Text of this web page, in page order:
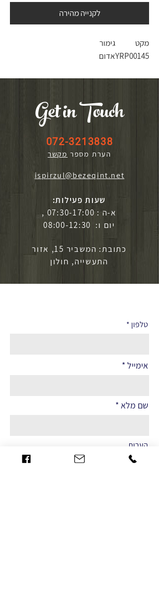
לקנייה מהירה
מקט
גימור
YRP00145אדום
Get in Touch
072-3213838
הערת מספר מקשר
ispirzul@bezeqint.net
שעות פעילות:
א-ה : 07:30-17:00 ,
יום ו: 08:00-12:30
כתובת: המשביר 15, אזור
התעשייה, חולון
טלפון
אימייל
שם מלא
הערות